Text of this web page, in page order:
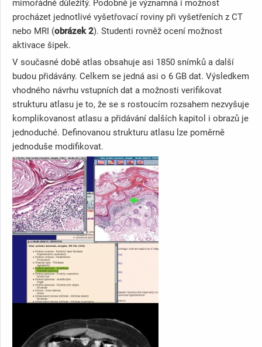
mimořádně důležitý. Podobně je významná i možnost
procházet jednotlivé vyšetřovací roviny při vyšetřeních z CT
nebo MRI (obrázek 2). Studenti rovněž ocení možnost
aktivace šipek.
V současné době atlas obsahuje asi 1850 snímků a další
budou přidávány. Celkem se jedná asi o 6 GB dat. Výsledkem
vhodného návrhu vstupních dat a možnosti verifikovat
strukturu atlasu je to, že se s rostoucím rozsahem nezvyšuje
komplikovanost atlasu a přidávání dalších kapitol i obrazů je
jednoduché. Definovanou strukturu atlasu lze poměrně
jednoduše modifikovat.